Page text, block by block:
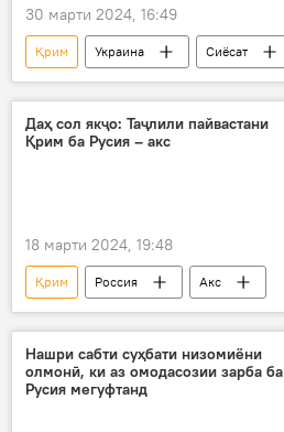
30 марти 2024, 16:49
Қрим Украина
Сиёсат
Даҳ сол якҷо: Таҷлили пайвастани
Қрим ба Русия – акс
18 марти 2024, 19:48
Қрим Россия Акс
Нашри сабти суҳбати низомиёни
олмонӣ, ки аз омодасозии зарба ба
Русия мегуфтанд